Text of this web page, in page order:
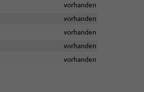
vorhanden
vorhanden
vorhanden
vorhanden
vorhanden